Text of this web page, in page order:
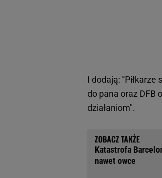
I dodają:
do pana oraz DFB
działaniom".
Katastrofa
nawet owce